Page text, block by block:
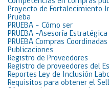
Proyecto de Fortalecimiento
Prueba
PRUEBA – Cómo ser
PRUEBA -Asesoría Estratégica
PRUEBA Compras Coordinadas
Publicaciones
Registro de Proveedores
Registro de proveedores del
Reportes Ley de Inclusión
Requisitos para obtener el